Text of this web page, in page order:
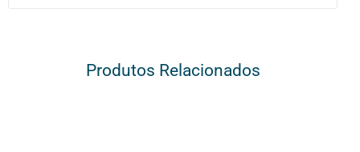
Produtos Relacionados